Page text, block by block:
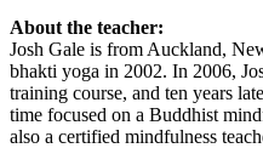
About the teacher:
Josh Gale is from Auckland,
bhakti yoga in 2002. In 2006,
training course, and ten years
time focused on a Buddhist
also a certified mindfulness